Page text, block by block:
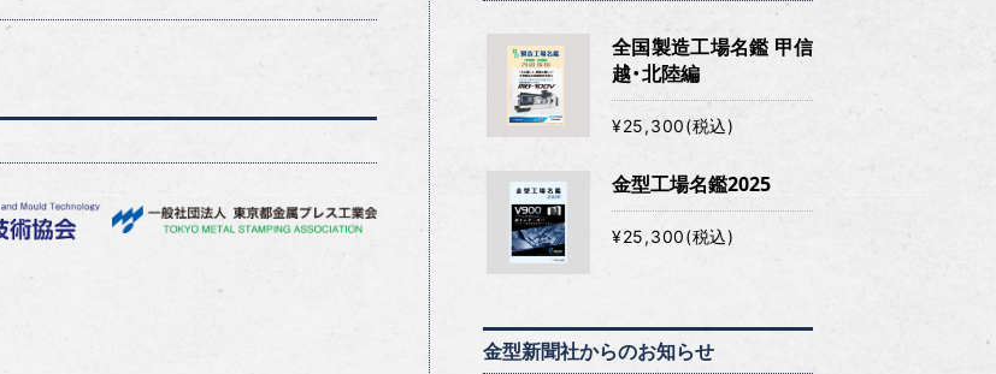
全国製造工場名鑑 甲信
越・北陸編
¥25,300(税込)
金型工場名鑑2025
¥25,300(税込)
金型新聞社からのお知らせ